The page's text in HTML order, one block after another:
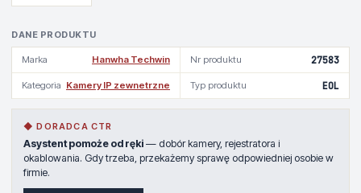
DANE PRODUKTU
Marka Hanwha Techwin Nr produktu 27583
Kategoria Kamery IP zewnetrzne Typ produktu EOL
◆ DORADCA CTR
Asystent pomoże od ręki — dobór kamery, rejestratora i
okablowania. Gdy trzeba, przekażemy sprawę odpowiedniej osobie w
firmie.